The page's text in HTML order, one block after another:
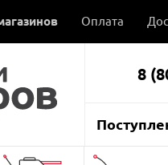
Оплата
8